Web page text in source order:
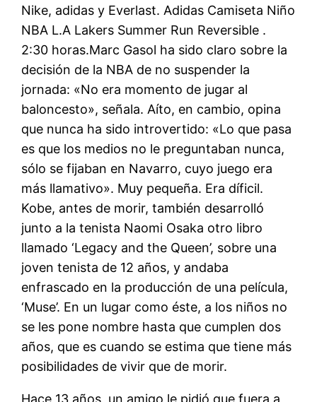
Nike, adidas y Everlast. Adidas Camiseta Niño
NBA L.A Lakers Summer Run Reversible .
2:30 horas.Marc Gasol ha sido claro sobre la
decisión de la NBA de no suspender la
jornada: «No era momento de jugar al
baloncesto», señala. Aíto, en cambio, opina
que nunca ha sido introvertido: «Lo que pasa
es que los medios no le preguntaban nunca,
sólo se fijaban en Navarro, cuyo juego era
más llamativo». Muy pequeña. Era díficil.
Kobe, antes de morir, también desarrolló
junto a la tenista Naomi Osaka otro libro
llamado ‘Legacy and the Queen’, sobre una
joven tenista de 12 años, y andaba
enfrascado en la producción de una película,
‘Muse’. En un lugar como éste, a los niños no
se les pone nombre hasta que cumplen dos
años, que es cuando se estima que tiene más
posibilidades de vivir que de morir.
Hace 13 años, un amigo le pidió que fuera a